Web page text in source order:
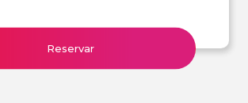
Reservar